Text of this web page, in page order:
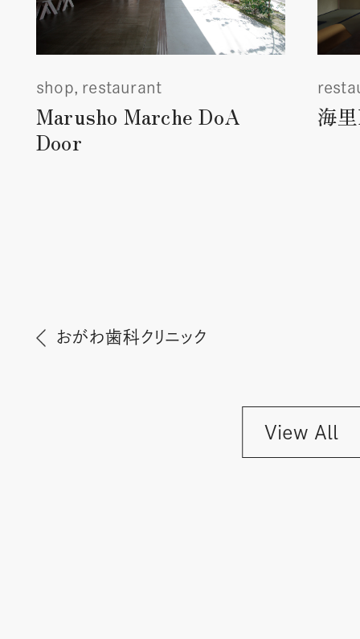
shop restaurant
Marusho Marche DoA
Door
海
おがわ歯科クリニック
View All